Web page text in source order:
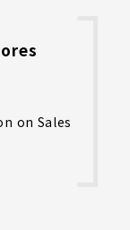
on Sales